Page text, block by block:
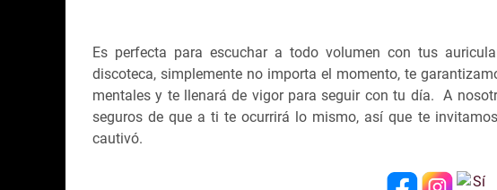
Es perfecta para escuchar a todo volumen con tus
discoteca, simplemente no importa el momento, te
mentales y te llenará de vigor para seguir con tu día.A
seguros de que a ti te ocurrirá lo mismo, así que te
cautivó.